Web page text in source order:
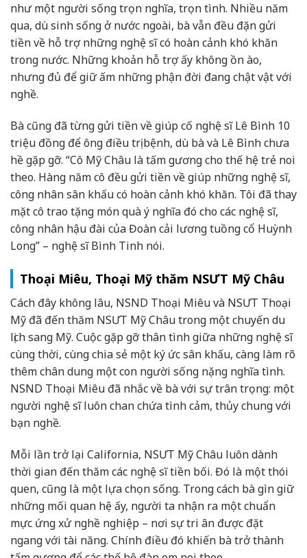
như một người sống trọn nghĩa, trọn tình. Nhiều năm
qua, dù sinh sống ở nước ngoài, bà vẫn đều đặn gửi
tiền về hỗ trợ những nghệ sĩ có hoàn cảnh khó khăn
trong nước. Những khoản hỗ trợ ấy không ồn ào,
nhưng đủ để giữ ấm những phận đời đang chật vật với
nghề.
Bà cũng đã từng gửi tiền về giúp cố nghệ sĩ Lê Bình 10
triệu đồng để ông điều trị bệnh, dù bà và Lê Bình chưa
hề gặp gỡ. “Cô Mỹ Châu là tấm gương cho thế hệ trẻ noi
theo. Hàng năm cô đều gửi tiền về giúp những nghệ sĩ,
công nhân sân khấu có hoàn cảnh khó khăn. Tôi đã thay
mặt cô trao tặng món quà ý nghĩa đó cho các nghệ sĩ,
công nhân hậu đài của Đoàn cải lương tuồng cổ Huỳnh
Long” – nghệ sĩ Bình Tinh nói.
Thoại Miêu, Thoại Mỹ thăm NSƯT Mỹ Châu
Cách đây không lâu, NSND Thoại Miêu và NSƯT Thoại
Mỹ đã đến thăm NSƯT Mỹ Châu trong một chuyến du
lịch sang Mỹ. Cuộc gặp gỡ thân tình giữa những nghệ sĩ
cùng thời, cùng chia sẻ một ký ức sân khấu, càng làm rõ
thêm chân dung một con người sống nặng nghĩa tình.
NSND Thoại Miêu đã nhắc về bà với sự trân trọng: một
người nghệ sĩ luôn chan chứa tình cảm, thủy chung với
bạn nghề.
Mỗi lần trở lại California, NSƯT Mỹ Châu luôn dành
thời gian đến thăm các nghệ sĩ tiền bối. Đó là một thói
quen, cũng là một lựa chọn sống. Trong cách bà gìn giữ
những mối quan hệ ấy, người ta nhận ra một chuẩn
mực ứng xử nghề nghiệp – nơi sự tri ân được đặt
ngang với tài năng. Chính điều đó khiến bà trở thành